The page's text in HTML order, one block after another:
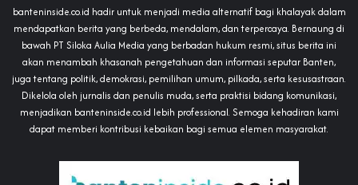
banteninside.co.id hadir untuk menjadi media alternatif bagi khalayak dalam
mendapatkan berita yang berbeda, mendalam, dan terpercaya. Bernaung di
bawah PT Siloka Aulia Media yang berbadan hukum resmi, situs berita ini
akan menambah khasanah pengetahuan dan informasi seputar Banten,
juga tentang politik, demokrasi, pemilihan umum, pilkada, serta kesusastraan.
Dikelola oleh jurnalis dan penulis muda, serta praktisi bidang komunikasi,
menjadikan banteninside.co.id lebih professional. Semoga kehadiran kami
dapat memberi kontribusi kebaikan bagi semua elemen masyarakat.